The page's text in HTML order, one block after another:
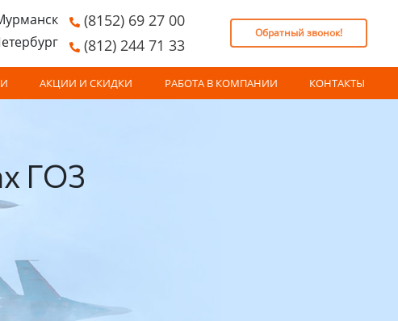
(8152) 69 27 00
(812) 244 71 33
Обратный звонок!
АКЦИИ И СКИДКИ РАБОТА В КОМПАНИИ КОНТАКТЫ
ГОЗ